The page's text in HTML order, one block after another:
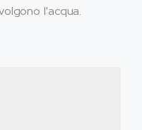
l'acqua.